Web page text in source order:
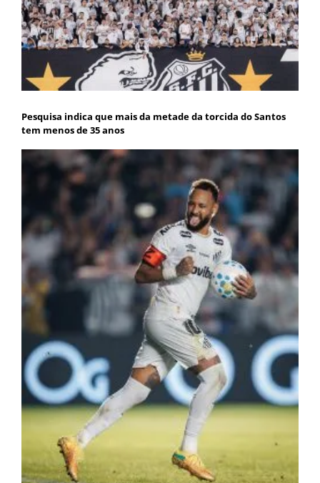
Pesquisa indica que mais da metade da torcida do Santos
tem menos de 35 anos